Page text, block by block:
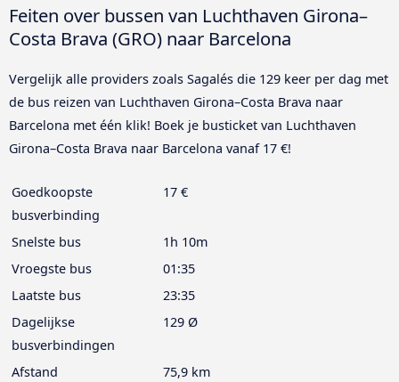
Feiten over bussen van Luchthaven Girona–
Costa Brava (GRO) naar Barcelona
Vergelijk alle providers zoals Sagalés die 129 keer per dag met
de bus reizen van Luchthaven Girona–Costa Brava naar
Barcelona met één klik! Boek je busticket van Luchthaven
Girona–Costa Brava naar Barcelona vanaf 17 €!
Goedkoopste
busverbinding
17 €
Snelste bus
1h 10m
Vroegste bus
01:35
Laatste bus
23:35
Dagelijkse
busverbindingen
129 Ø
Afstand
75,9 km